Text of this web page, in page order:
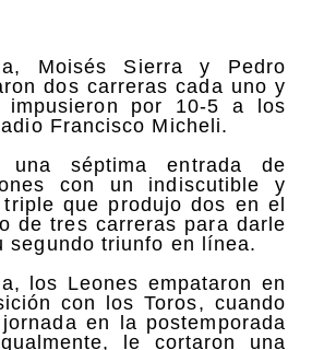
Moisés Sierra y Pedro
dos carreras cada uno y
impusieron por 10-5 a los
Francisco Micheli.
una séptima entrada de
con un indiscutible y
que produjo dos en el
de tres carreras para darle
segundo triunfo en línea.
los Leones empataron en
con los Toros, cuando
en la postemporada
le cortaron una